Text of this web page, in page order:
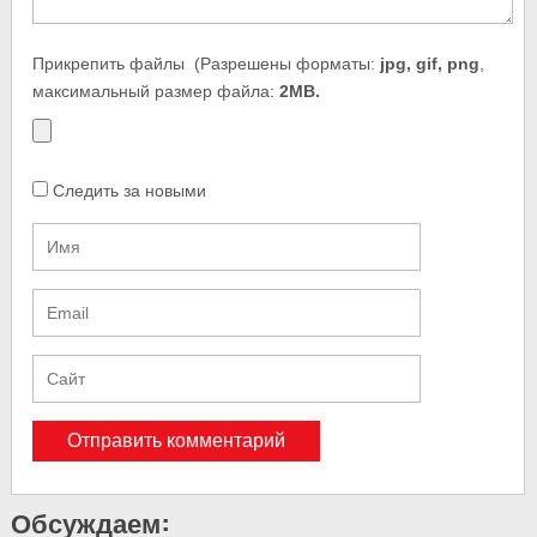
Прикрепить файлы (Разрешены форматы: jpg, gif, png
максимальный размер файла:2MB.
Следить за новыми
Обсуждаем: